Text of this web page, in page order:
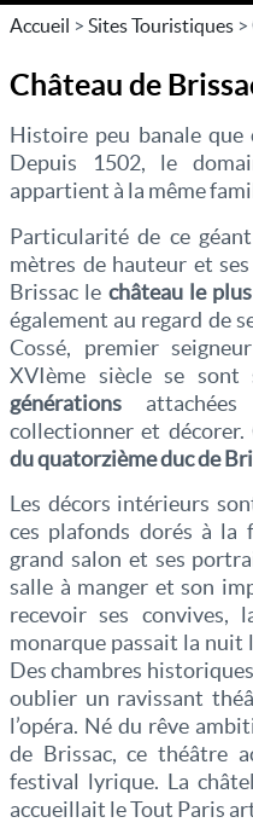
Accueil > Sites Touristiques >
Château de
Histoire peu banale que
Depuis 1502, le
appartient à la même
Particularité de ce
mètres de hauteur et
Brissac le château le
également au regard de
Cossé, premier
XVIème siècle se sont
générations
collectionner et décorer.
du quatorzième duc de
Les décors intérieurs
ces plafonds dorés à la
grand salon et ses
salle à manger et son
recevoir ses convives,
monarque passait la nuit
Des chambres
oublier un ravissant
l’opéra. Né du rêve
de Brissac, ce théâtre
festival lyrique. La
accueillait le Tout Paris